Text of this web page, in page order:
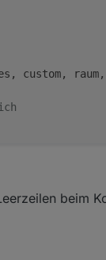
custom, raum,
beim